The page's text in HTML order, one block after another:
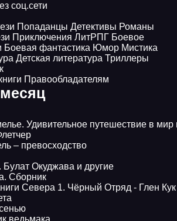
соц.сети
Попаданцы Детективы Романы
Приключения ЛитРПГ Боевое
Боевая фантастика Юмор Мистика
Детская литература Триллеры
Правообладателям
Удивительное путешествие в
– превосходство
Окуджава и другие
Сборник
Севера 1. Чёрный Отряд - Глен Кук
ведьмака